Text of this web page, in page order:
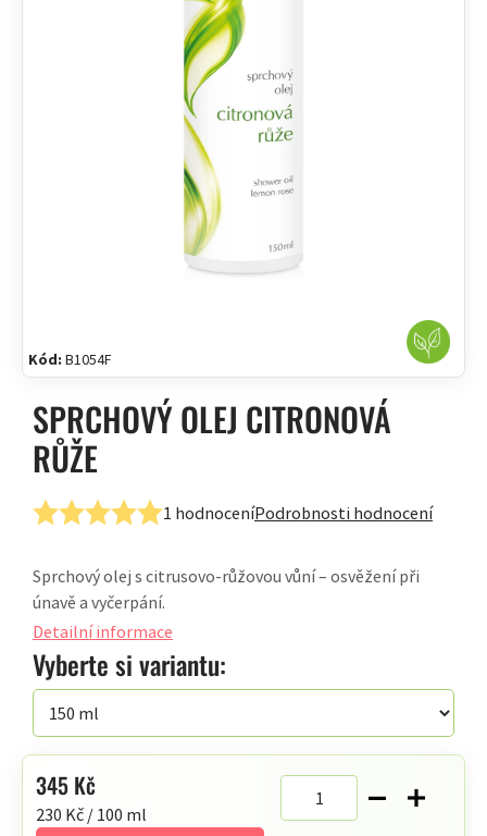
Kód: B1054F
SPRCHOVÝ OLEJ CITRONOVÁ
RŮŽE
Průměrné
produktu
je
5,0
z
5
hvězdiček.
1 hodnoceníPodrobnosti hodnocení
Vyberte si variantu:
Sprchový olej s citrusovo-růžovou vůní – osvěžení při
únavě a vyčerpání.
Detailní informace
345 Kč
Měrná
230 Kč / 100 ml